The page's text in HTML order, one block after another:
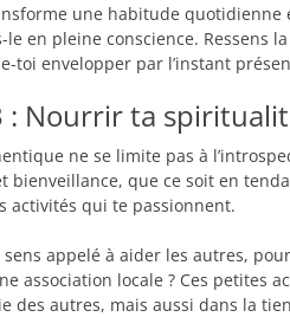
une habitude
en pleine conscience. Ressens
toi envelopper par l’instant
: Nourrir ta
ne se limite pas à
bienveillance, que ce soit en
activités qui te passionnent.
sens appelé à aider les autres,
association locale ? Ces petites
des autres, mais aussi dans la